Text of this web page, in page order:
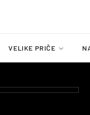
VELIKE PRIČE